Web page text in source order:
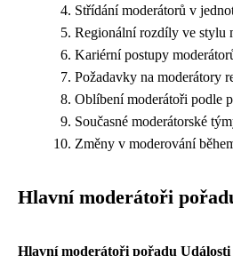
Střídání moderátorů v
Regionální rozdíly ve stylu
Kariérní postupy
Požadavky na moderátory
Oblíbení moderátoři podle
Současné moderátorské
Změny v moderování
Hlavní moderátoři
Hlavní moderátoři pořadu Události